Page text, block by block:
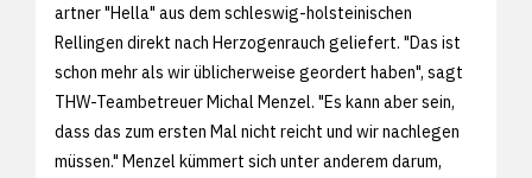
artner "Hella" aus dem schleswig-holsteinischen
Rellingen direkt nach Herzogenrauch geliefert. "Das ist
schon mehr als wir üblicherweise geordert haben", sagt
THW-Teambetreuer Michal Menzel. "Es kann aber sein,
dass das zum ersten Mal nicht reicht und wir nachlegen
müssen." Menzel kümmert sich unter anderem darum,